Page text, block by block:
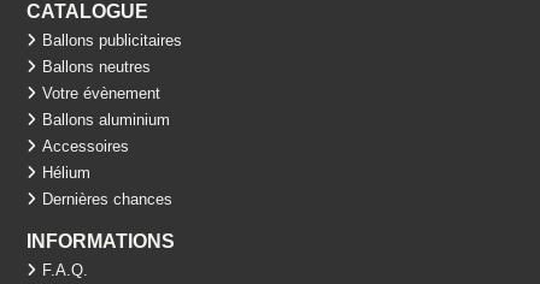
CATALOGUE
Ballons publicitaires
Ballons neutres
Votre évènement
Ballons aluminium
Accessoires
Hélium
Dernières chances
INFORMATIONS
F.A.Q.